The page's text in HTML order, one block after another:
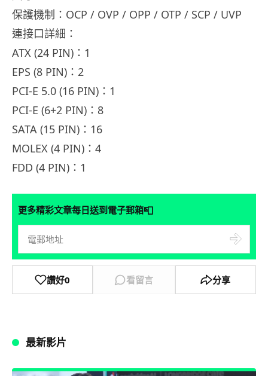
保護機制：OCP / OVP / OPP / OTP / SCP / UVP
連接口詳細：
ATX (24 PIN)：1
EPS (8 PIN)：2
PCI-E 5.0 (16 PIN)：1
PCI-E (6+2 PIN)：8
SATA (15 PIN)：16
MOLEX (4 PIN)：4
FDD (4 PIN)：1
更多精彩文章每日送到電子郵箱📮
讚好0 看留言 分享
最新影片